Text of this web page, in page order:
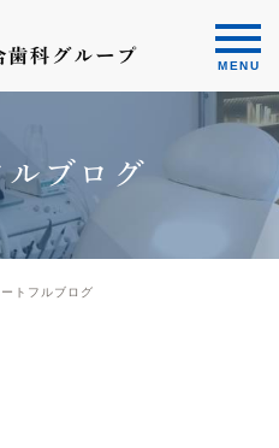
ブログ
ートフルブログ